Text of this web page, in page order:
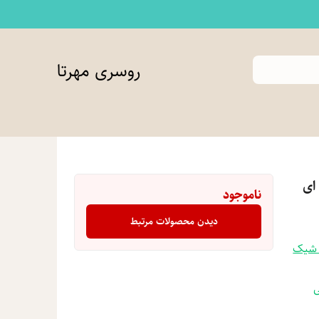
روسری مهرتا
شیک
ناموجود
دیدن محصولات مرتبط